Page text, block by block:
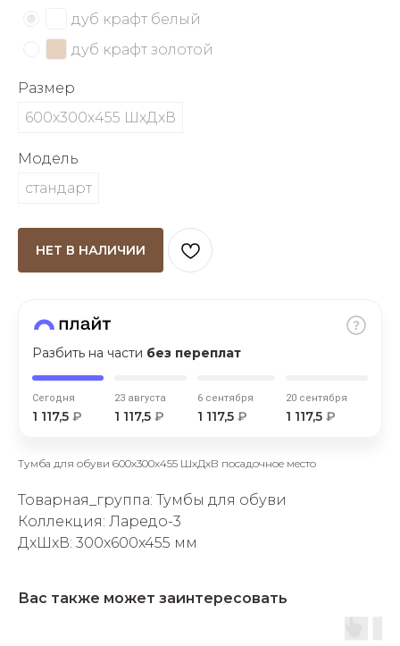
дуб крафт белый
дуб крафт золотой
Размер
600х300х455 ШхДхВ
Модель
стандарт
НЕТ В НАЛИЧИИ
Разбить на части без переплат
Сегодня
1 117,5 ₽
23 августа
1 117,5 ₽
6 сентября
1 117,5 ₽
20 сентября
1 117,5 ₽
об оплате Плайтом
Остались вопросы?
8 800 302-02-51
Тумба для обуви 600х300х455 ШхДхВ посадочное место
Товарная_группа: Тумбы для обуви
Коллекция: Ларедо-3
ДxШxВ: 300x600x455 мм
Вас также может заинтересовать